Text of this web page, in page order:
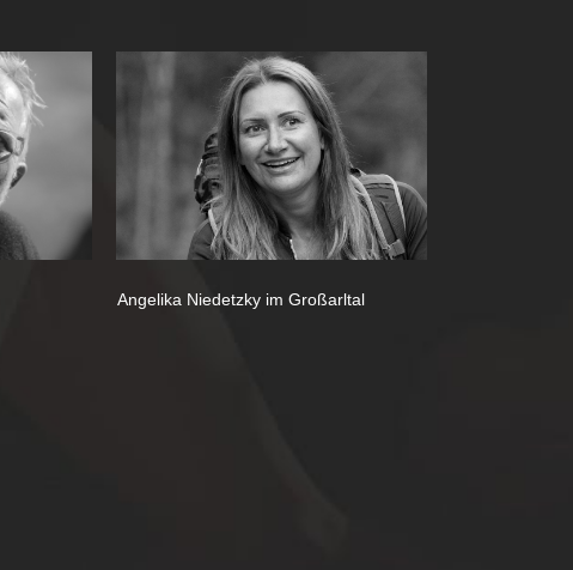
Angelika Niedetzky im Großarltal